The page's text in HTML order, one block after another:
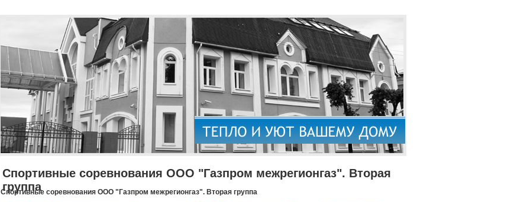
Спортивные соревнования ООО "Газпром межрегионгаз". Вторая
группа
Спортивные соревнования ООО "Газпром межрегионгаз". Вторая группа